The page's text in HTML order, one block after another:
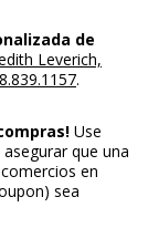
de
Leverich,
.
Use
asegurar que una
en
sea